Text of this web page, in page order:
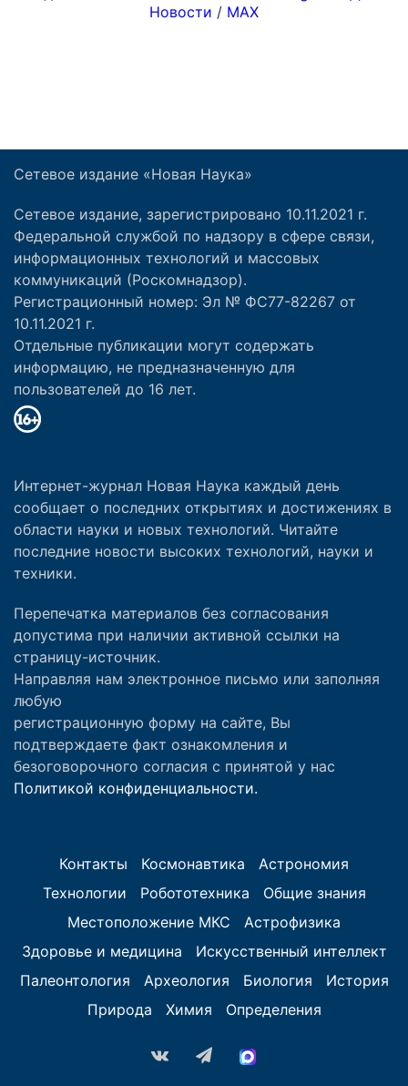
Сетевое издание «Новая Наука»
Сетевое издание, зарегистрировано 10.11.2021 г.
Федеральной службой по надзору в сфере связи,
информационных технологий и массовых
коммуникаций (Роскомнадзор).
Регистрационный номер: Эл № ФС77-82267 от
10.11.2021 г.
Отдельные публикации могут содержать
информацию, не предназначенную для
пользователей до 16 лет.
Интернет-журнал Новая Наука каждый день
сообщает о последних открытиях и достижениях в
области науки и новых технологий. Читайте
последние новости высоких технологий, науки и
техники.
Перепечатка материалов без согласования
допустима при наличии активной ссылки на
страницу-источник.
Направляя нам электронное письмо или заполняя
любую
регистрационную форму на сайте, Вы
подтверждаете факт ознакомления и
безоговорочного согласия с принятой у нас
Политикой конфиденциальности.
Контакты Космонавтика
Астрономия
Технологии
Робототехника
Общие знания
Местоположение МКС
Астрофизика
Здоровье и медицина
Искусственный интеллект
Палеонтология
Археология Биология
История
Природа
Химия Определения
vk.com Telegram